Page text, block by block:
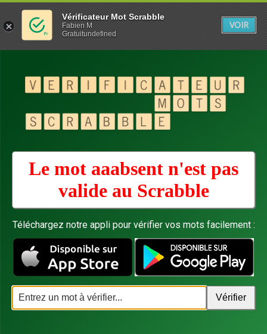
Le mot aaabsent n'est pas
valide au Scrabble
Téléchargez notre appli pour vérifier vos mots facilement :
Vérificateur Mot Scrabble
Fabien M
Gratuitundefined
VOIR